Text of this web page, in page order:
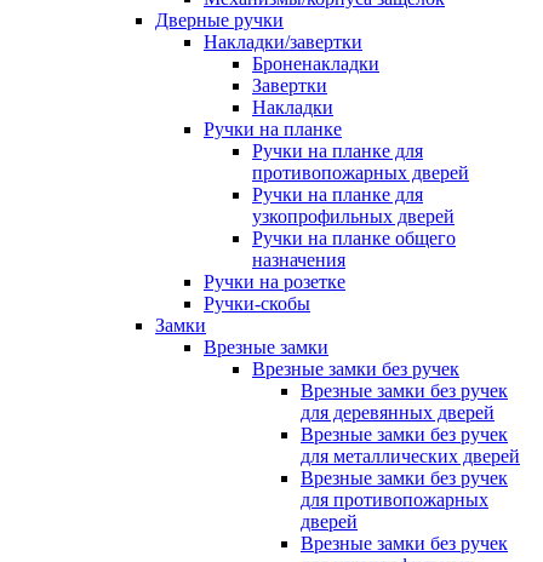
Дверные ручки
Накладки/завертки
Броненакладки
Завертки
Накладки
Ручки на планке
Ручки на планке для
противопожарных дверей
Ручки на планке для
узкопрофильных дверей
Ручки на планке общего
назначения
Ручки на розетке
Ручки-скобы
Замки
Врезные замки
Врезные замки без ручек
Врезные замки без ручек
для деревянных дверей
Врезные замки без ручек
для металлических дверей
Врезные замки без ручек
для противопожарных
дверей
Врезные замки без ручек